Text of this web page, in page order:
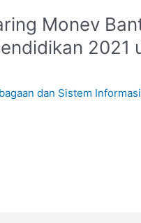
Monev
2021
dan Sistem Informasi